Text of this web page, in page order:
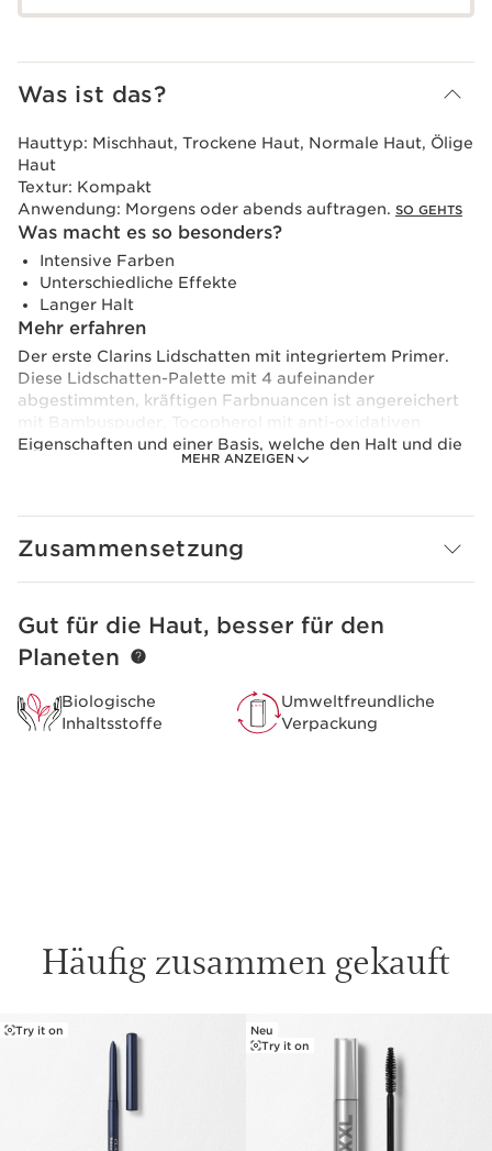
Was ist das?
MEHR ANZEIGEN
Hauttyp: Mischhaut, Trockene Haut, Normale Haut, Ölige
Haut
Textur: Kompakt
Anwendung: Morgens oder abends auftragen. SO GEHTS
Was macht es so besonders?
Intensive Farben
Unterschiedliche Effekte
Langer Halt
Mehr erfahren
Der erste Clarins Lidschatten mit integriertem Primer.
Diese Lidschatten-Palette mit 4 aufeinander
abgestimmten, kräftigen Farbnuancen ist angereichert
mit Bambuspuder, Tocopherol mit anti-oxidativen
Eigenschaften und einer Basis, welche den Halt und die
glättenden Eigenschaften der Texur unterstützt.
Zusammensetzung
WEITER ZUM INHALT
Gut für die Haut, besser für den
Planeten
Biologische
Inhaltsstoffe
Umweltfreundliche
Verpackung
Häufig zusammen gekauft
WEITER ZUM INHALT
Try it on
Neu
Try it on